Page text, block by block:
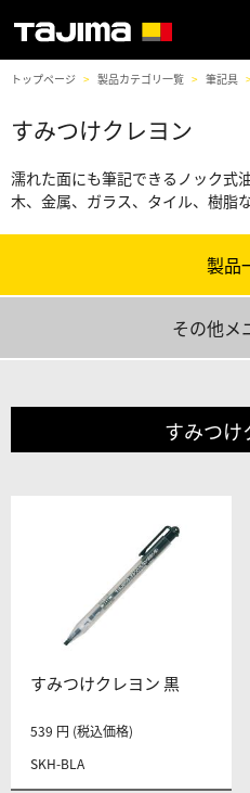
トップページ 製品カテゴリ一覧 筆記具
すみつけクレヨン
濡れた面にも筆記できるノック式
木、金属、ガラス、タイル、樹脂
製品
その他メ
すみつけ
すみつけクレヨン 黒
SKH-BLA
539 円 (税込価格)